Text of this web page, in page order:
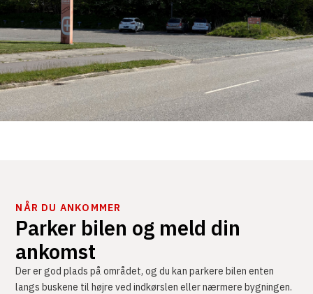
NÅR DU ANKOMMER
Parker bilen og meld din
ankomst
Der er god plads på området, og du kan parkere bilen enten
langs buskene til højre ved indkørslen eller nærmere bygningen.